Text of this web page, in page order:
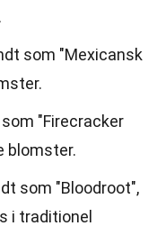
som "Mexicansk
"Firecracker
blomster.
som "Bloodroot",
i traditionel